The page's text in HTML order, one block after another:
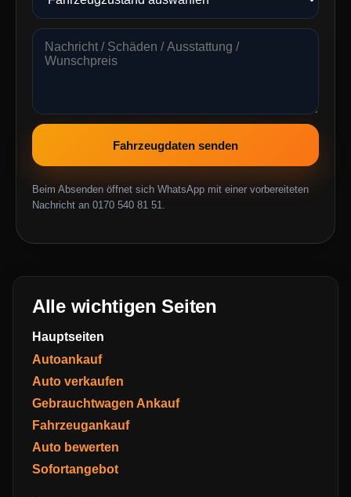
Fahrzeugdaten senden
Beim Absenden öffnet sich WhatsApp mit einer vorbereiteten
Nachricht an 0170 540 81 51.
Alle wichtigen Seiten
Hauptseiten
Autoankauf
Auto verkaufen
Gebrauchtwagen Ankauf
Fahrzeugankauf
Auto bewerten
Sofortangebot